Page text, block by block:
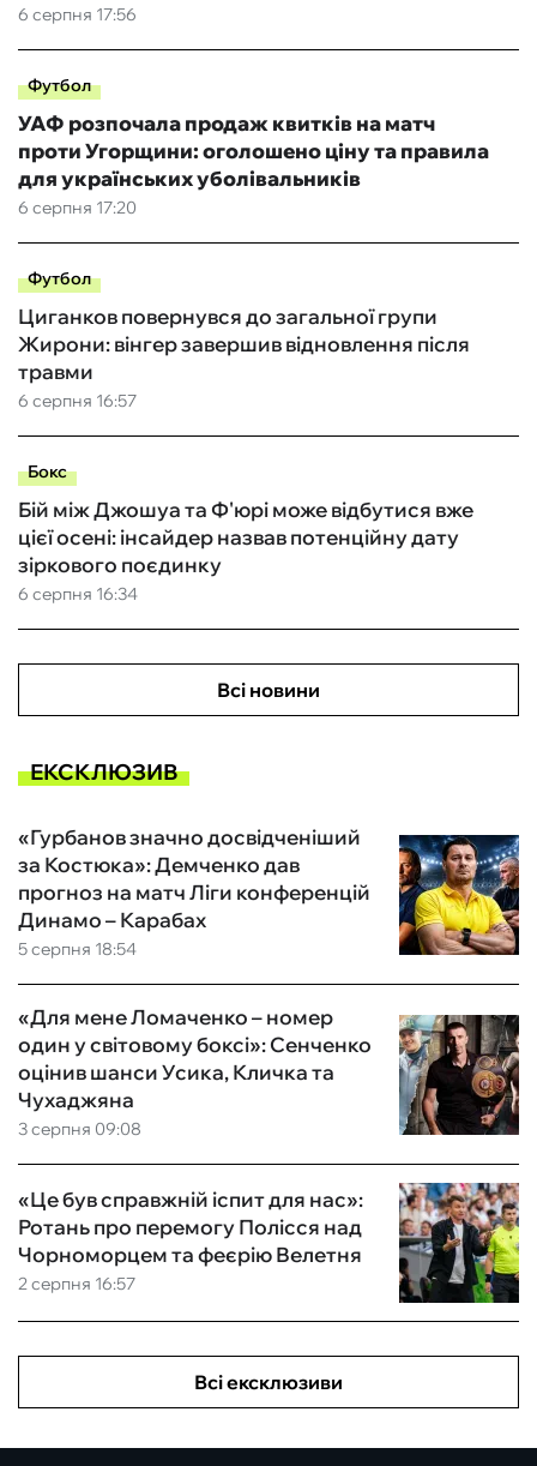
6 серпня 17:56
Футбол
6 серпня 17:20
УАФ розпочала продаж квитків на матч
проти Угорщини: оголошено ціну та правила
для українських уболівальників
Футбол
6 серпня 16:57
Циганков повернувся до загальної групи
Жирони: вінгер завершив відновлення після
травми
Бокс
6 серпня 16:34
Бій між Джошуа та Ф'юрі може відбутися вже
цієї осені: інсайдер назвав потенційну дату
зіркового поєдинку
Всі новини
ЕКСКЛЮЗИВ
5 серпня 18:54
«Гурбанов значно досвідченіший
за Костюка»: Демченко дав
прогноз на матч Ліги конференцій
Динамо – Карабах
3 серпня 09:08
«Для мене Ломаченко – номер
один у світовому боксі»: Сенченко
оцінив шанси Усика, Кличка та
Чухаджяна
2 серпня 16:57
«Це був справжній іспит для нас»:
Ротань про перемогу Полісся над
Чорноморцем та феєрію Велетня
Всі ексклюзиви